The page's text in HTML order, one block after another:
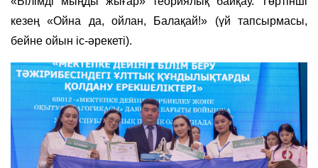
кезең «Ойна да, ойлан, Балақай!» (үй тапсырмасы,
бейне ойын іс-әрекеті).